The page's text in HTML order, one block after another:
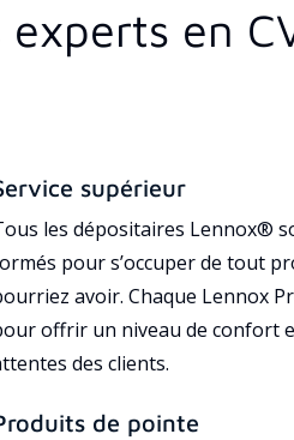
en
supérieur
les dépositaires Lennox®
pour s’occuper de tout
avoir. Chaque Lennox
offrir un niveau de confort
des clients.
de pointe